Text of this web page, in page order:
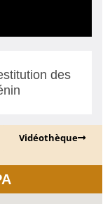
des
Vidéothèque